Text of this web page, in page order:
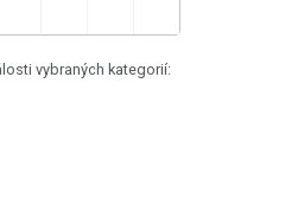
vybraných kategorií: